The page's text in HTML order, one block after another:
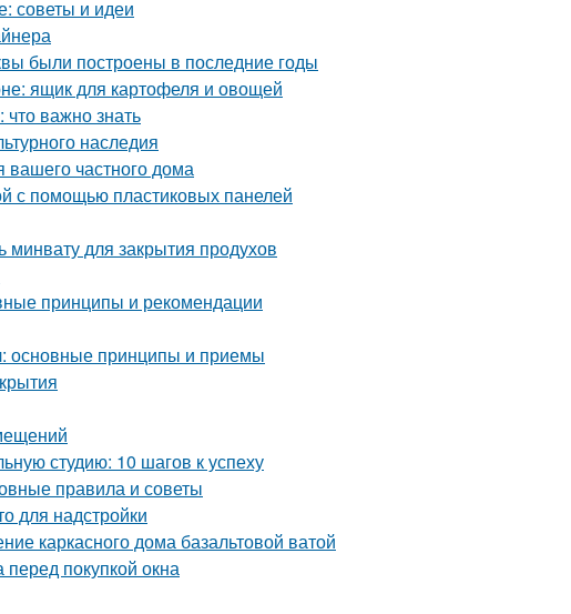
советы и идеи
были построены в последние годы
ящик для картофеля и овощей
важно знать
наследия
частного дома
с помощью пластиковых панелей
для закрытия продухов
принципы и рекомендации
основные принципы и приемы
студию: 10 шагов к успеху
правила и советы
для надстройки
каркасного дома базальтовой ватой
перед покупкой окна